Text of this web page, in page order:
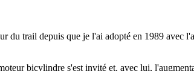
du trail depuis que je l'ai adopté en 1989 avec
bicylindre s'est invité et, avec lui,